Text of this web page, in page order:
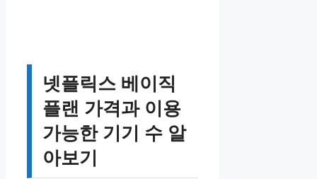
넷플릭스 베이직
플랜 가격과 이용
가능한 기기 수 알
아보기